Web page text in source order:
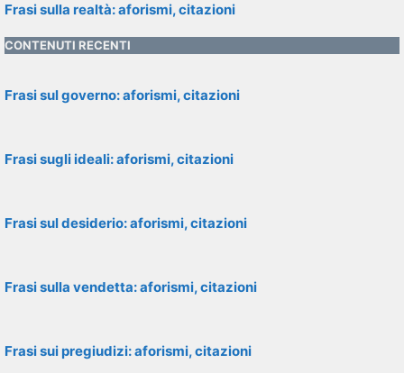
Frasi sulla realtà: aforismi, citazioni
CONTENUTI RECENTI
Frasi sul governo: aforismi, citazioni
Frasi sugli ideali: aforismi, citazioni
Frasi sul desiderio: aforismi, citazioni
Frasi sulla vendetta: aforismi, citazioni
Frasi sui pregiudizi: aforismi, citazioni